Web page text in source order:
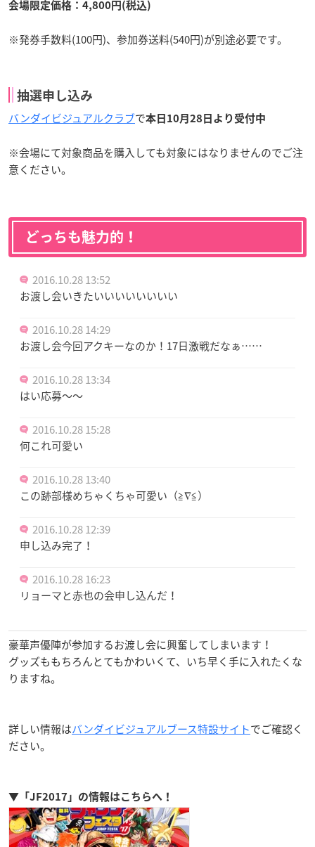
会場限定価格：4,800円(税込)
※発券手数料(100円)、参加券送料(540円)が別途必要です。
抽選申し込み
バンダイビジュアルクラブで本日10月28日より受付中
※会場にて対象商品を購入しても対象にはなりませんのでご注
意ください。
どっちも魅力的！
2016.10.28 13:52
お渡し会いきたいいいいいいいい
2016.10.28 14:29
お渡し会今回アクキーなのか！17日激戦だなぁ……
2016.10.28 13:34
はい応募〜〜
2016.10.28 15:28
何これ可愛い
2016.10.28 13:40
この跡部様めちゃくちゃ可愛い（≧∇≦）
2016.10.28 12:39
申し込み完了！
2016.10.28 16:23
リョーマと赤也の会申し込んだ！
豪華声優陣が参加するお渡し会に興奮してしまいます！
グッズももちろんとてもかわいくて、いち早く手に入れたくな
りますね。
詳しい情報はバンダイビジュアルブース特設サイトでご確認く
ださい。
▼ 「JF2017」 の情報はこちらへ！